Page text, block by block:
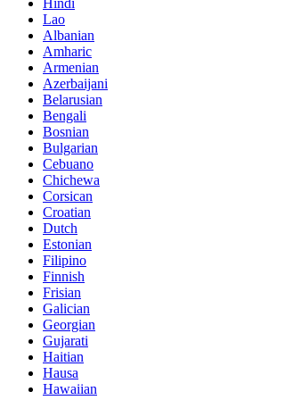
Hindi
Lao
Albanian
Amharic
Armenian
Azerbaijani
Belarusian
Bengali
Bosnian
Bulgarian
Cebuano
Chichewa
Corsican
Croatian
Dutch
Estonian
Filipino
Finnish
Frisian
Galician
Georgian
Gujarati
Haitian
Hausa
Hawaiian